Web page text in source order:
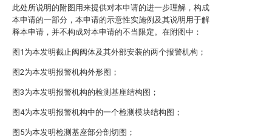
此处所说明的附图用来提供对本申请的进一步理解，构成
本申请的一部分，本申请的示意性实施例及其说明用于解
释本申请，并不构成对本申请的不当限定。在附图中：
图1为本发明截止阀阀体及其外部安装的两个报警机构；
图2为本发明报警机构外形图；
图3为本发明报警机构的检测基座结构图；
图4为本发明报警机构中的一个检测模块结构图；
图5为本发明检测基座部分剖切图；